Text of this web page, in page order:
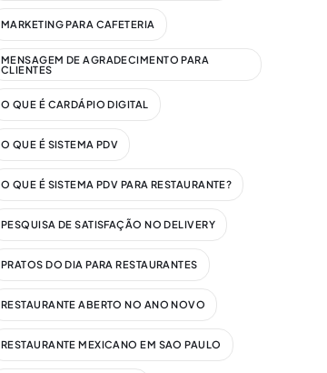
MARKETING PARA CAFETERIA
MENSAGEM DE AGRADECIMENTO PARA
CLIENTES
O QUE É CARDÁPIO DIGITAL
O QUE É SISTEMA PDV
O QUE É SISTEMA PDV PARA RESTAURANTE?
PESQUISA DE SATISFAÇÃO NO DELIVERY
PRATOS DO DIA PARA RESTAURANTES
RESTAURANTE ABERTO NO ANO NOVO
RESTAURANTE MEXICANO EM SAO PAULO